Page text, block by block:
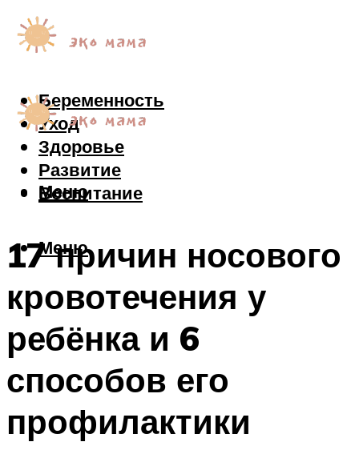
Беременность
Уход
Здоровье
Развитие
Воспитание
Меню
Меню
17 причин носового
кровотечения у
ребёнка и 6
способов его
профилактики